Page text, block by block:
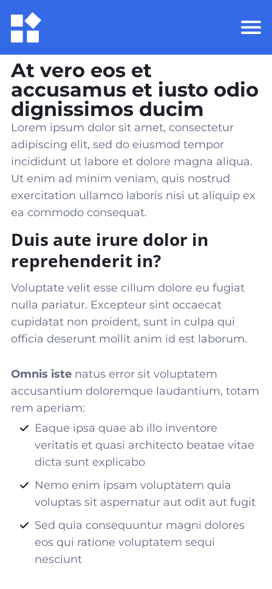
At vero eos et
accusamus et iusto odio
dignissimos ducim
Lorem ipsum dolor sit amet, consectetur
adipiscing elit, sed do eiusmod tempor
incididunt ut labore et dolore magna aliqua.
Ut enim ad minim veniam, quis nostrud
exercitation ullamco laboris nisi ut aliquip ex
ea commodo consequat.
Duis aute irure dolor in
reprehenderit in?
Voluptate velit esse cillum dolore eu fugiat
nulla pariatur. Excepteur sint occaecat
cupidatat non proident, sunt in culpa qui
officia deserunt mollit anim id est laborum.
Omnis iste natus error sit voluptatem
accusantium doloremque laudantium, totam
rem aperiam:
Eaque ipsa quae ab illo inventore
veritatis et quasi architecto beatae vitae
dicta sunt explicabo
Nemo enim ipsam voluptatem quia
voluptas sit aspernatur aut odit aut fugit
Sed quia consequuntur magni dolores
eos qui ratione voluptatem sequi
nesciunt